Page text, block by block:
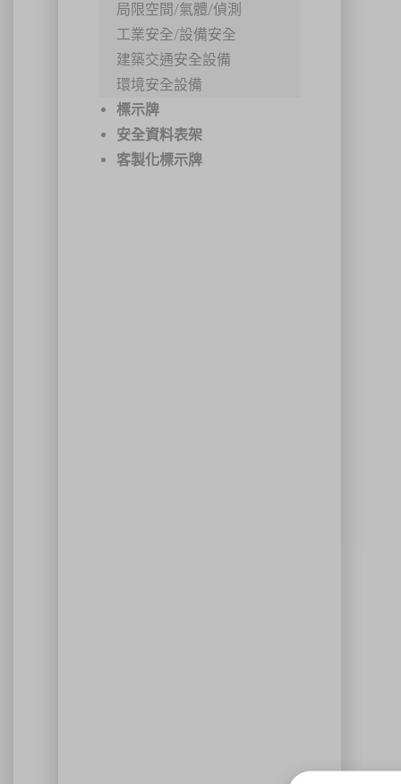
局限空間/氣體/偵測
工業安全/設備安全
建築交通安全設備
環境安全設備
標示牌
安全資料表架
客製化標示牌